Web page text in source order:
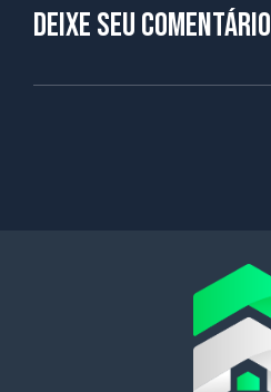
Deixe seu comentário